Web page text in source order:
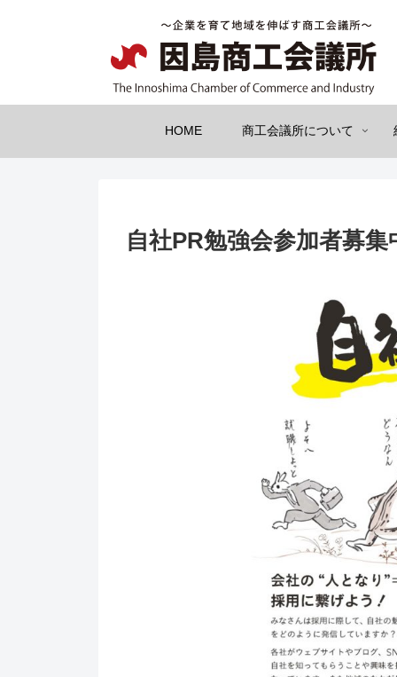
HOME 商工会議所について
自社PR勉強会参加者募集